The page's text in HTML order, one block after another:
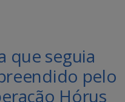
que seguia
pelo
Hórus